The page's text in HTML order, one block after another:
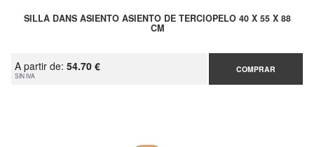
SILLA DANS ASIENTO ASIENTO DE TERCIOPELO 40 X 55 X 88
CM
A partir de: 54.70 €
SIN IVA
COMPRAR